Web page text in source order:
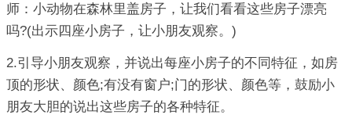
师：小动物在森林里盖房子，让我们看看这些房子漂亮
吗?(出示四座小房子，让小朋友观察。)
2.引导小朋友观察，并说出每座小房子的不同特征，如房
顶的形状、颜色;有没有窗户;门的形状、颜色等，鼓励小
朋友大胆的说出这些房子的各种特征。